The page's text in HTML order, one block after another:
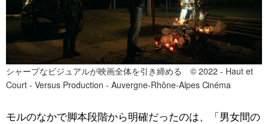
シャープなビジュアルが映画全体を引き締める © 2022 - Haut et
Court - Versus Production - Auvergne-Rhône-Alpes Cinéma
モルのなかで脚本段階から明確だったのは、「男女間の